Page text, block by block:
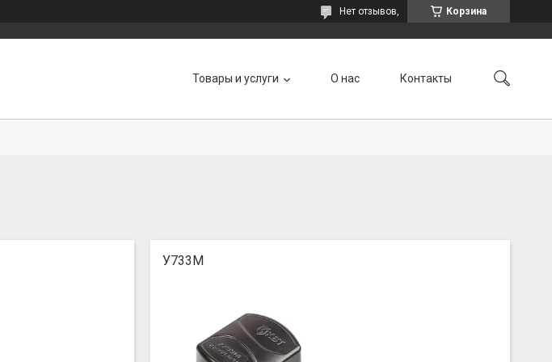
Корзина
Нет отзывов,
Товары и услуги О нас Контакты
У733М